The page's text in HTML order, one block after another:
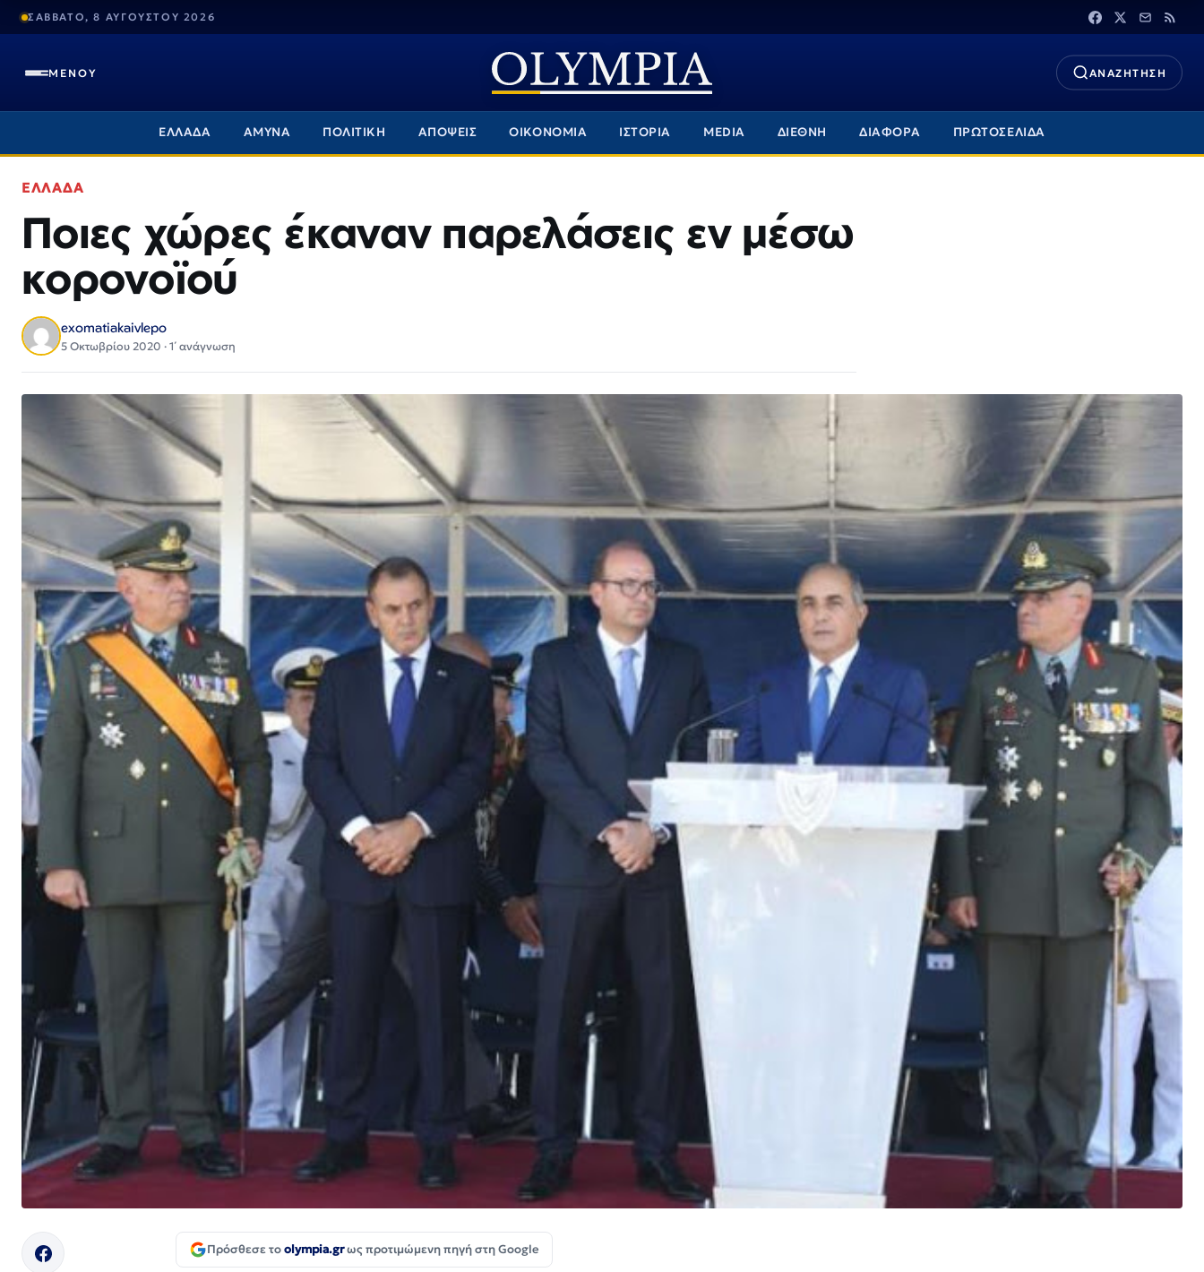
ΣΑΒΒΑΤΟ, 8 ΑΥΓΟΥΣΤΟΥ 2026
ΜΕΝΟΥ ΑΝΑΖΗΤΗΣΗ
ΕΛΛΑΔΑ ΑΜΥΝΑ ΠΟΛΙΤΙΚΗ ΑΠΟΨΕΙΣ ΟΙΚΟΝΟΜΙΑ ΙΣΤΟΡΙΑ MEDIA ΔΙΕΘΝΗ ΔΙΑΦΟΡΑ ΠΡΩΤΟΣΕΛΙΔΑ
ΕΛΛΑΔΑ
Ποιες χώρες έκαναν παρελάσεις εν μέσω
κορονοϊού
exomatiakaivlepo
5 Οκτωβρίου 2020 · 1΄ ανάγνωση
Πρόσθεσε τοolympia.grως προτιμώμενη πηγή στη Google